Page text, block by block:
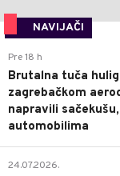
NAVIJAČI
Pre 18 h
Brutalna tuča
zagrebačkom
napravili
automobilima
24.07.2026.